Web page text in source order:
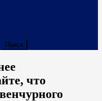
что